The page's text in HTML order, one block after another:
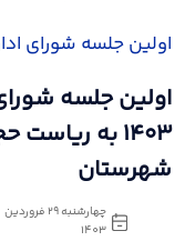
اولین جلسه شورای
اولین جلسه
۱۴۰۳ به
شهرستان
چهارشنبه 29 فروردین
1403